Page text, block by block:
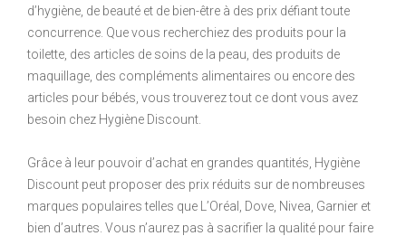
d’hygiène, de beauté et de bien-être à des prix défiant toute
concurrence. Que vous recherchiez des produits pour la
toilette, des articles de soins de la peau, des produits de
maquillage, des compléments alimentaires ou encore des
articles pour bébés, vous trouverez tout ce dont vous avez
besoin chez Hygiène Discount.
Grâce à leur pouvoir d’achat en grandes quantités, Hygiène
Discount peut proposer des prix réduits sur de nombreuses
marques populaires telles que L’Oréal, Dove, Nivea, Garnier et
bien d’autres. Vous n’aurez pas à sacrifier la qualité pour faire